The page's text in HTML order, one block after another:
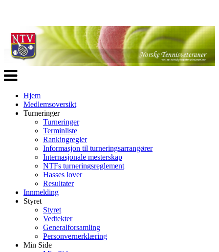
Veksle
navigasjon
Hjem
Medlemsoversikt
Turneringer
Turneringer
Terminliste
Rankingregler
Informasjon til turneringsarrangører
Internasjonale mesterskap
NTFs turneringsreglement
Hasses lover
Resultater
Innmelding
Styret
Styret
Vedtekter
Generalforsamling
Personvernerklæring
Min Side